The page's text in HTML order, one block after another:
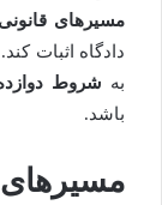
مسیرهای
دادگاه اثبات
به شروط
باشد.